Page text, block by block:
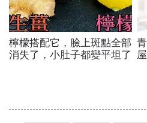
檸檬搭配它，臉上斑點全部
消失了，小肚子都變平坦了